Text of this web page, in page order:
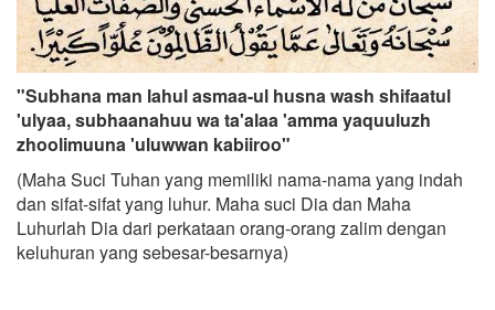
"Subhana man lahul asmaa-ul husna wash shifaatul
'ulyaa, subhaanahuu wa ta'alaa 'amma yaquuluzh
zhoolimuuna 'uluwwan kabiiroo"
(Maha Suci Tuhan yang memiliki nama-nama yang indah
dan sifat-sifat yang luhur. Maha suci Dia dan Maha
Luhurlah Dia dari perkataan orang-orang zalim dengan
keluhuran yang sebesar-besarnya)